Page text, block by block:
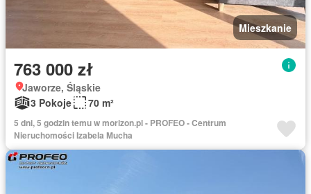
Mieszkanie
763 000 zł
Jaworze, Śląskie
3 Pokoje
70 m²
5 dni, 5 godzin temu w morizon.pl - PROFEO - Centrum
Nieruchomości Izabela Mucha